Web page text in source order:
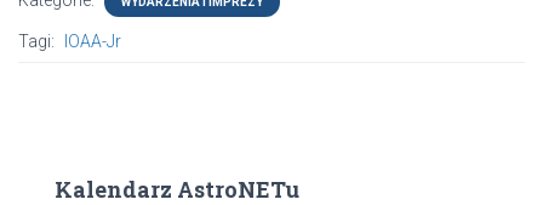
Tagi: IOAA-Jr
Kalendarz AstroNETu